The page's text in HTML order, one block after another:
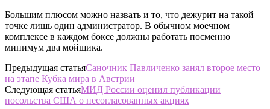
Большим плюсом можно назвать и то, что дежурит на такой
точке лишь один администратор. В обычном моечном
комплексе в каждом боксе должны работать посменно
минимум два мойщика.
Предыдущая статьяСаночник Павличенко занял второе место
на этапе Кубка мира в Австрии
Следующая статьяМИД России оценил публикации
посольства США о несогласованных акциях